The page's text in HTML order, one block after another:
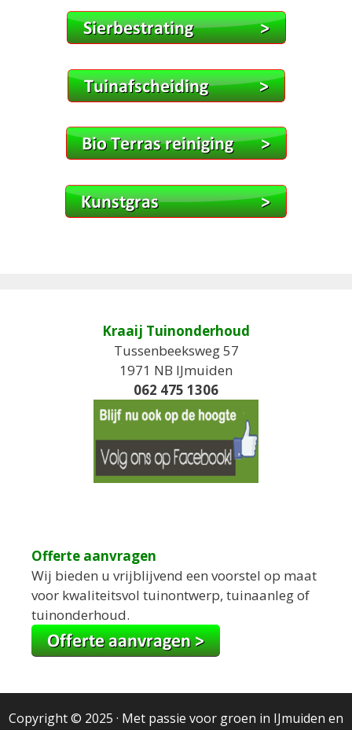
Kraaij Tuinonderhoud
Tussenbeeksweg 57
1971 NB IJmuiden
062 475 1306
Offerte aanvragen
Wij bieden u vrijblijvend een voorstel op maat
voor kwaliteitsvol tuinontwerp, tuinaanleg of
tuinonderhoud.
Copyright © 2025 · Met passie voor groen in IJmuiden en